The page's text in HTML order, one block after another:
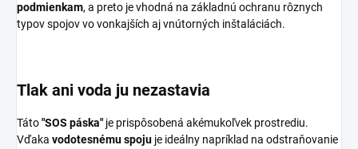
podmienkam, a preto je vhodná na základnú ochranu rôznych
typov spojov vo vonkajších aj vnútorných inštaláciách.
Tlak ani voda ju nezastavia
Táto"SOS páska" je prispôsobená akémukoľvek prostrediu.
Vďaka vodotesnému spoju je ideálny napríklad na odstraňovanie